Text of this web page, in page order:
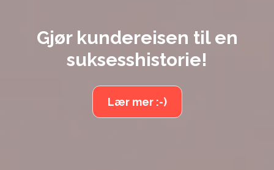
Gjør kundereisen til en
suksesshistorie!
Lær mer :-)